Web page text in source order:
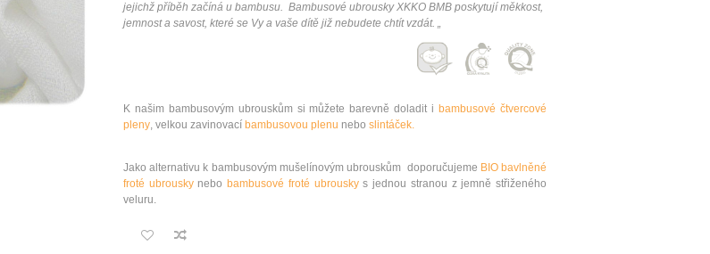
jejichž příběh začíná u bambusu. Bambusové ubrousky XKKO BMB poskytují měkkost,
jemnost a savost, které se Vy a vaše dítě již nebudete chtít vzdát. „
K našim bambusovým ubrouskům si můžete barevně doladit i bambusové čtvercové
pleny, velkou zavinovací bambusovou plenu nebo slintáček.
Jako alternativu k bambusovým mušelínovým ubrouskům doporučujeme BIO bavlněné
froté ubrouskynebo bambusové froté ubrouskys jednou stranou z jemně střiženého
veluru.